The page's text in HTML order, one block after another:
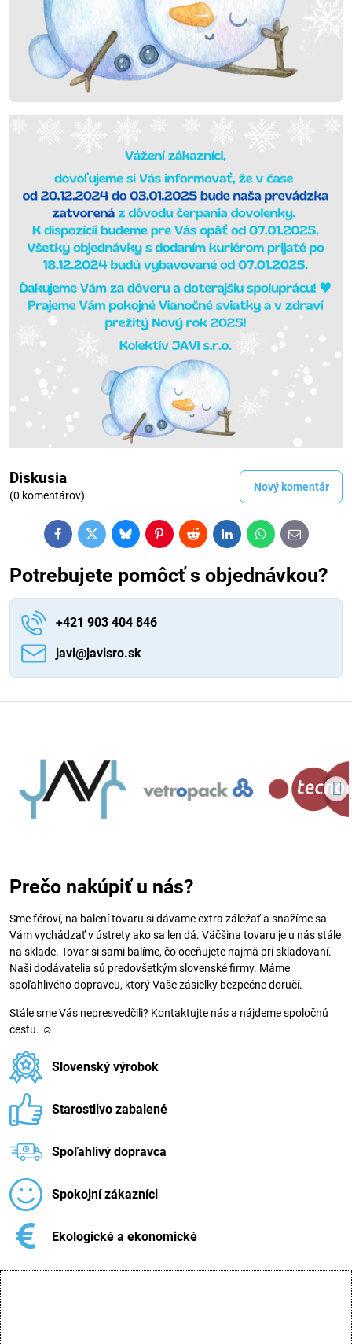
Diskusia
(0 komentárov)
Nový komentár
FacebookTwitterBlueskyPinterestRedditLinkedInWhatsApp
E-
mail
Potrebujete pomôcť s objednávkou?
+421 903 404 846
javi​@javisro​.sk
Prečo nakúpiť u nás?
Sme féroví, na balení tovaru si dávame extra záležať a snažíme sa
Vám vychádzať v ústrety ako sa len dá. Väčšina tovaru je u nás stále
na sklade. Tovar si sami balíme, čo oceňujete najmä pri skladovaní.
Naši dodávatelia sú predovšetkým slovenské firmy. Máme
spoľahlivého dopravcu, ktorý Vaše zásielky bezpečne doručí.
Stále sme Vás nepresvedčili? Kontaktujte nás a nájdeme spoločnú
cestu. ☺
Slovenský výrobok
Starostlivo zabalené
Spoľahlivý dopravca
Spokojní zákazníci
Ekologické a ekonomické